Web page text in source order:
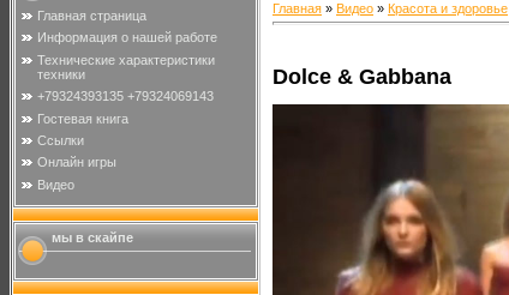
Главная страница
Информация о нашей работе
Технические характеристики
техники
+79324393135 +79324069143
Гостевая книга
Ссылки
Онлайн игры
Видео
мы в скайпе
Главная » Видео » Красота и здоровье
Dolce & Gabbana